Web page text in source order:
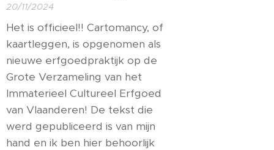
20/11/2024
Het is officieel!! Cartomancy, of
kaartleggen, is opgenomen als
nieuwe erfgoedpraktijk op de
Grote Verzameling van het
Immaterieel Cultureel Erfgoed
van Vlaanderen! De tekst die
werd gepubliceerd is van mijn
hand en ik ben hier behoorlijk